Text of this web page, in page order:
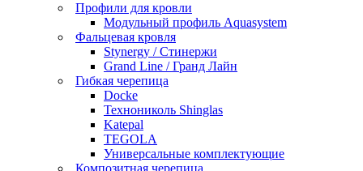
Профили для кровли
Модульный профиль Aquasystem
Фальцевая кровля
Stynergy / Стинержи
Grand Line / Гранд Лайн
Гибкая черепица
Docke
Технониколь Shinglas
Katepal
TEGOLA
Универсальные комплектующие
Композитная черепица